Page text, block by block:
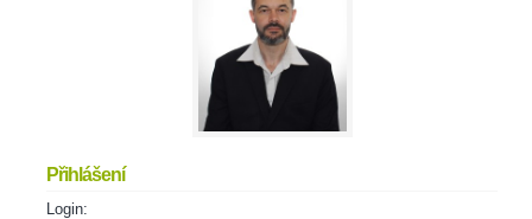
Přihlášení
Login: